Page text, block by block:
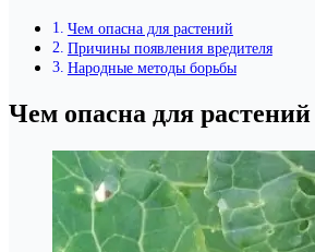
Чем опасна для растений
Причины появления вредителя
Народные методы борьбы
Чем опасна для растений